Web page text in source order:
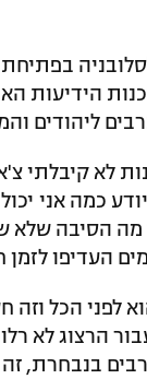
בפתיחת
ליהודים
לא קיבלתי
כמה אני
מה הסיבה
העדיפו לזמן
לפני הכל
בנבחרת,